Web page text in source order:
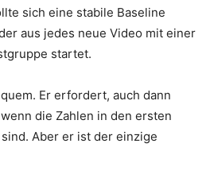
sich eine stabile Baseline
aus jedes neue Video mit einer
startet.
Er erfordert, auch dann
die Zahlen in den ersten
Aber er ist der einzige